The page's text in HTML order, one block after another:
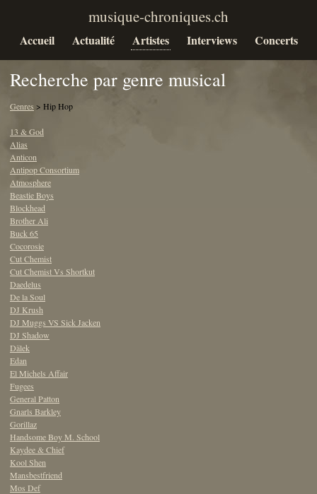
Accueil Actualité Artistes Interviews Concerts
Recherche par genre musical
Genres > Hip Hop
13 & God
Alias
Anticon
Antipop Consortium
Atmosphere
Beastie Boys
Blockhead
Brother Ali
Buck 65
Cocorosie
Cut Chemist
Cut Chemist Vs Shortkut
Daedelus
De la Soul
DJ Krush
DJ Muggs VS Sick Jacken
DJ Shadow
Dälek
Edan
El Michels Affair
Fugees
General Patton
Gnarls Barkley
Gorillaz
Handsome Boy M. School
Kaydee & Chief
Kool Shen
Mansbestfriend
Mos Def